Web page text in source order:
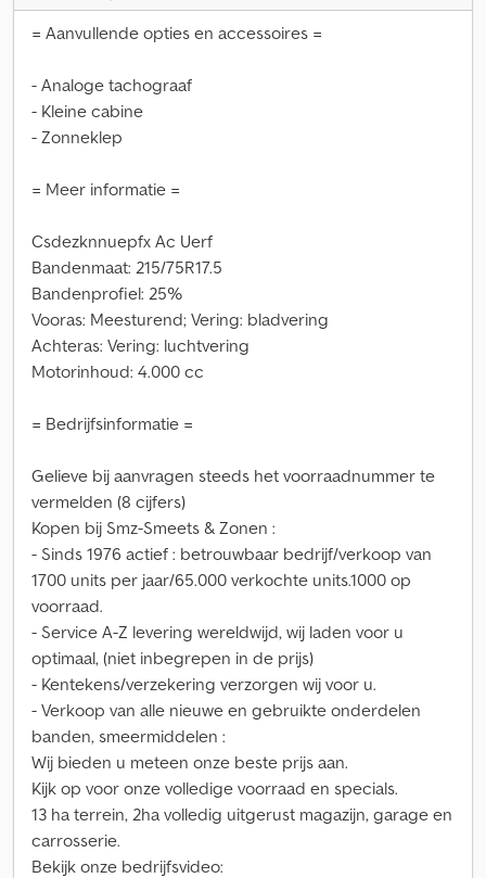
= Aanvullende opties en accessoires =
- Analoge tachograaf
- Kleine cabine
- Zonneklep
= Meer informatie =
Csdezknnuepfx Ac Uerf
Bandenmaat: 215/75R17.5
Bandenprofiel: 25%
Vooras: Meesturend; Vering: bladvering
Achteras: Vering: luchtvering
Motorinhoud: 4.000 cc
= Bedrijfsinformatie =
Gelieve bij aanvragen steeds het voorraadnummer te
vermelden (8 cijfers)
Kopen bij Smz-Smeets & Zonen :
- Sinds 1976 actief : betrouwbaar bedrijf/verkoop van
1700 units per jaar/65.000 verkochte units.1000 op
voorraad.
- Service A-Z levering wereldwijd, wij laden voor u
optimaal, (niet inbegrepen in de prijs)
- Kentekens/verzekering verzorgen wij voor u.
- Verkoop van alle nieuwe en gebruikte onderdelen
banden, smeermiddelen :
Wij bieden u meteen onze beste prijs aan.
Kijk op voor onze volledige voorraad en specials.
13 ha terrein, 2ha volledig uitgerust magazijn, garage en
carrosserie.
Bekijk onze bedrijfsvideo: